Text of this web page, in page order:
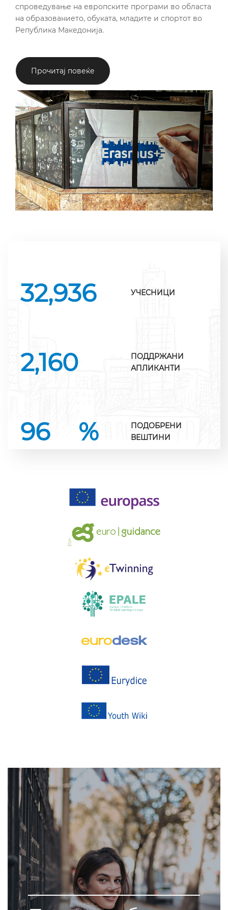
спроведување на европските програми во областа
на образованието, обуката, младите и спортот во
Република Македонија.
Прочитај повеќе
32,936 УЧЕСНИЦИ
2,160
ПОДДРЖАНИ
АПЛИКАНТИ
96 %
ПОДОБРЕНИ
ВЕШТИНИ